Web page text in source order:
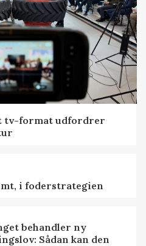
tv-format udfordrer
i foderstrategien
behandler ny
Sådan kan den